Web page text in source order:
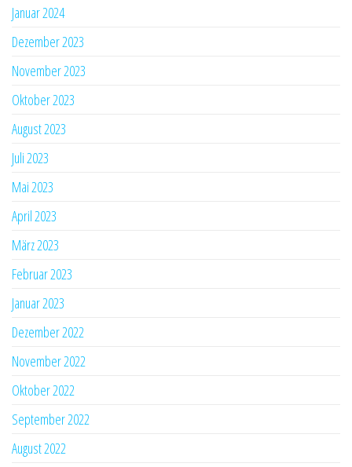
Januar 2024
Dezember 2023
November 2023
Oktober 2023
August 2023
Juli 2023
Mai 2023
April 2023
März 2023
Februar 2023
Januar 2023
Dezember 2022
November 2022
Oktober 2022
September 2022
August 2022